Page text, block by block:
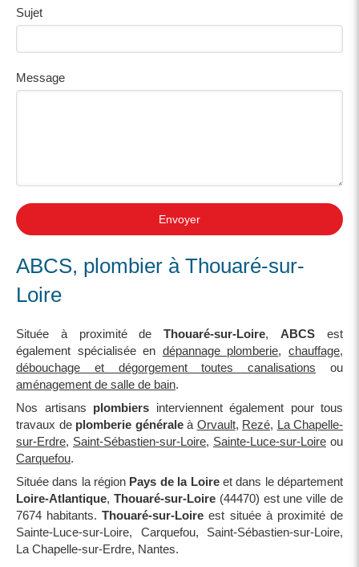
Sujet
Message
Envoyer
ABCS, plombier à Thouaré-sur-
Loire
Située à proximité deThouaré-sur-Loire,ABCS est
également spécialisée en dépannage plomberie,chauffage,
débouchage et dégorgement toutes canalisations ou
aménagement de salle de bain.
Nos artisans plombiers interviennent également pour tous
travaux de plomberie généraleà Orvault, Rezé, La Chapelle-
sur-Erdre, Saint-Sébastien-sur-Loire, Sainte-Luce-sur-Loire ou
Carquefou.
Située dans la région Pays de la Loireet dans le département
Loire-Atlantique, Thouaré-sur-Loire(44470) est une ville de
7674 habitants.Thouaré-sur-Loire est située à proximité de
Sainte-Luce-sur-Loire, Carquefou, Saint-Sébastien-sur-Loire,
La Chapelle-sur-Erdre, Nantes.